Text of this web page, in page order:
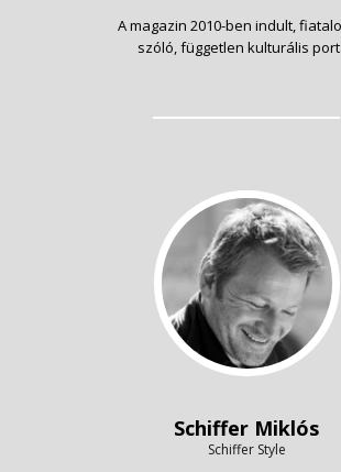
A magazin 2010-ben indult,
szóló, független kulturális
Schiffer Miklós
Schiffer Style